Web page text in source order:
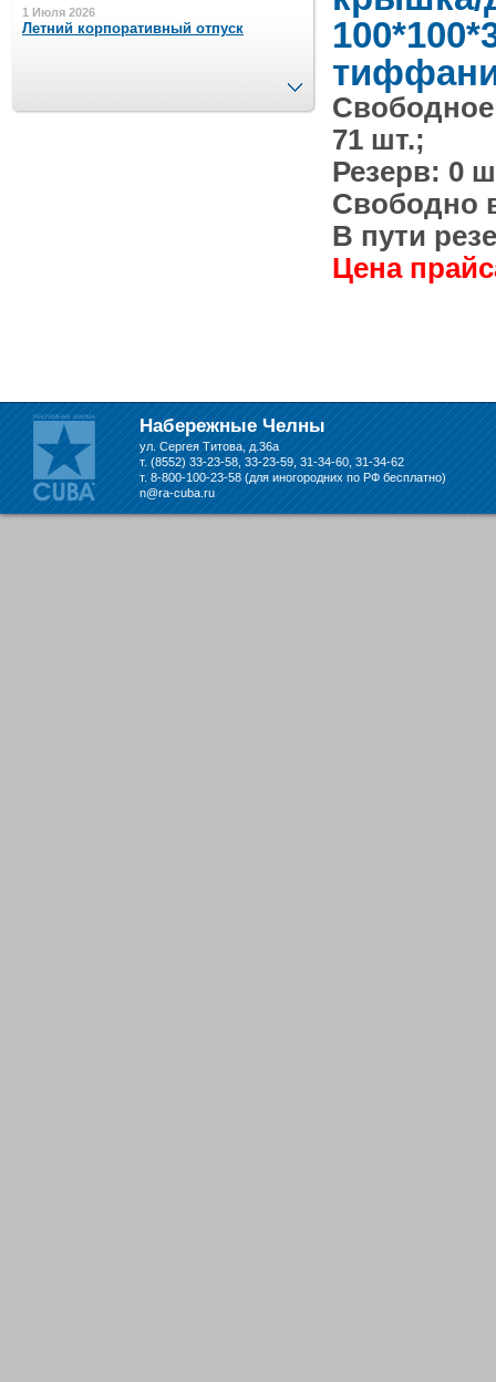
1 Июля 2026
Летний корпоративный отпуск
Минимальная сумма заказа 5000 р.
Набережных Челнах
След.
71 шт.;
Резерв: 0
Свободно
В пути
Цена
Набережные Челны
ул. Сергея Титова, д.36а
т. (8552) 33-23-58, 33-23-59, 31-34-60, 31-34-62
т. 8-800-100-23-58 (для иногородних по РФ бесплатно)
n@ra-cuba.ru